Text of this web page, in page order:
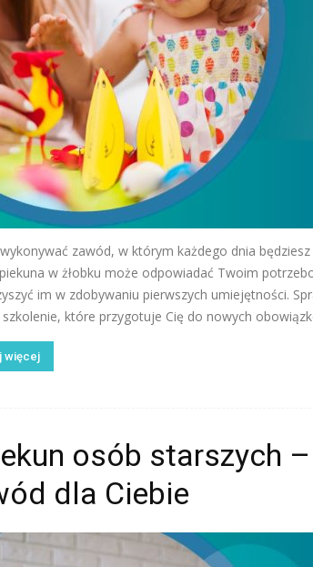
zawód, w którym każdego dnia
w żłobku może odpowiadać Twoim
im w zdobywaniu pierwszych umiejętności.
które przygotuje Cię do nowych
więcej
osób starszych
dla Ciebie